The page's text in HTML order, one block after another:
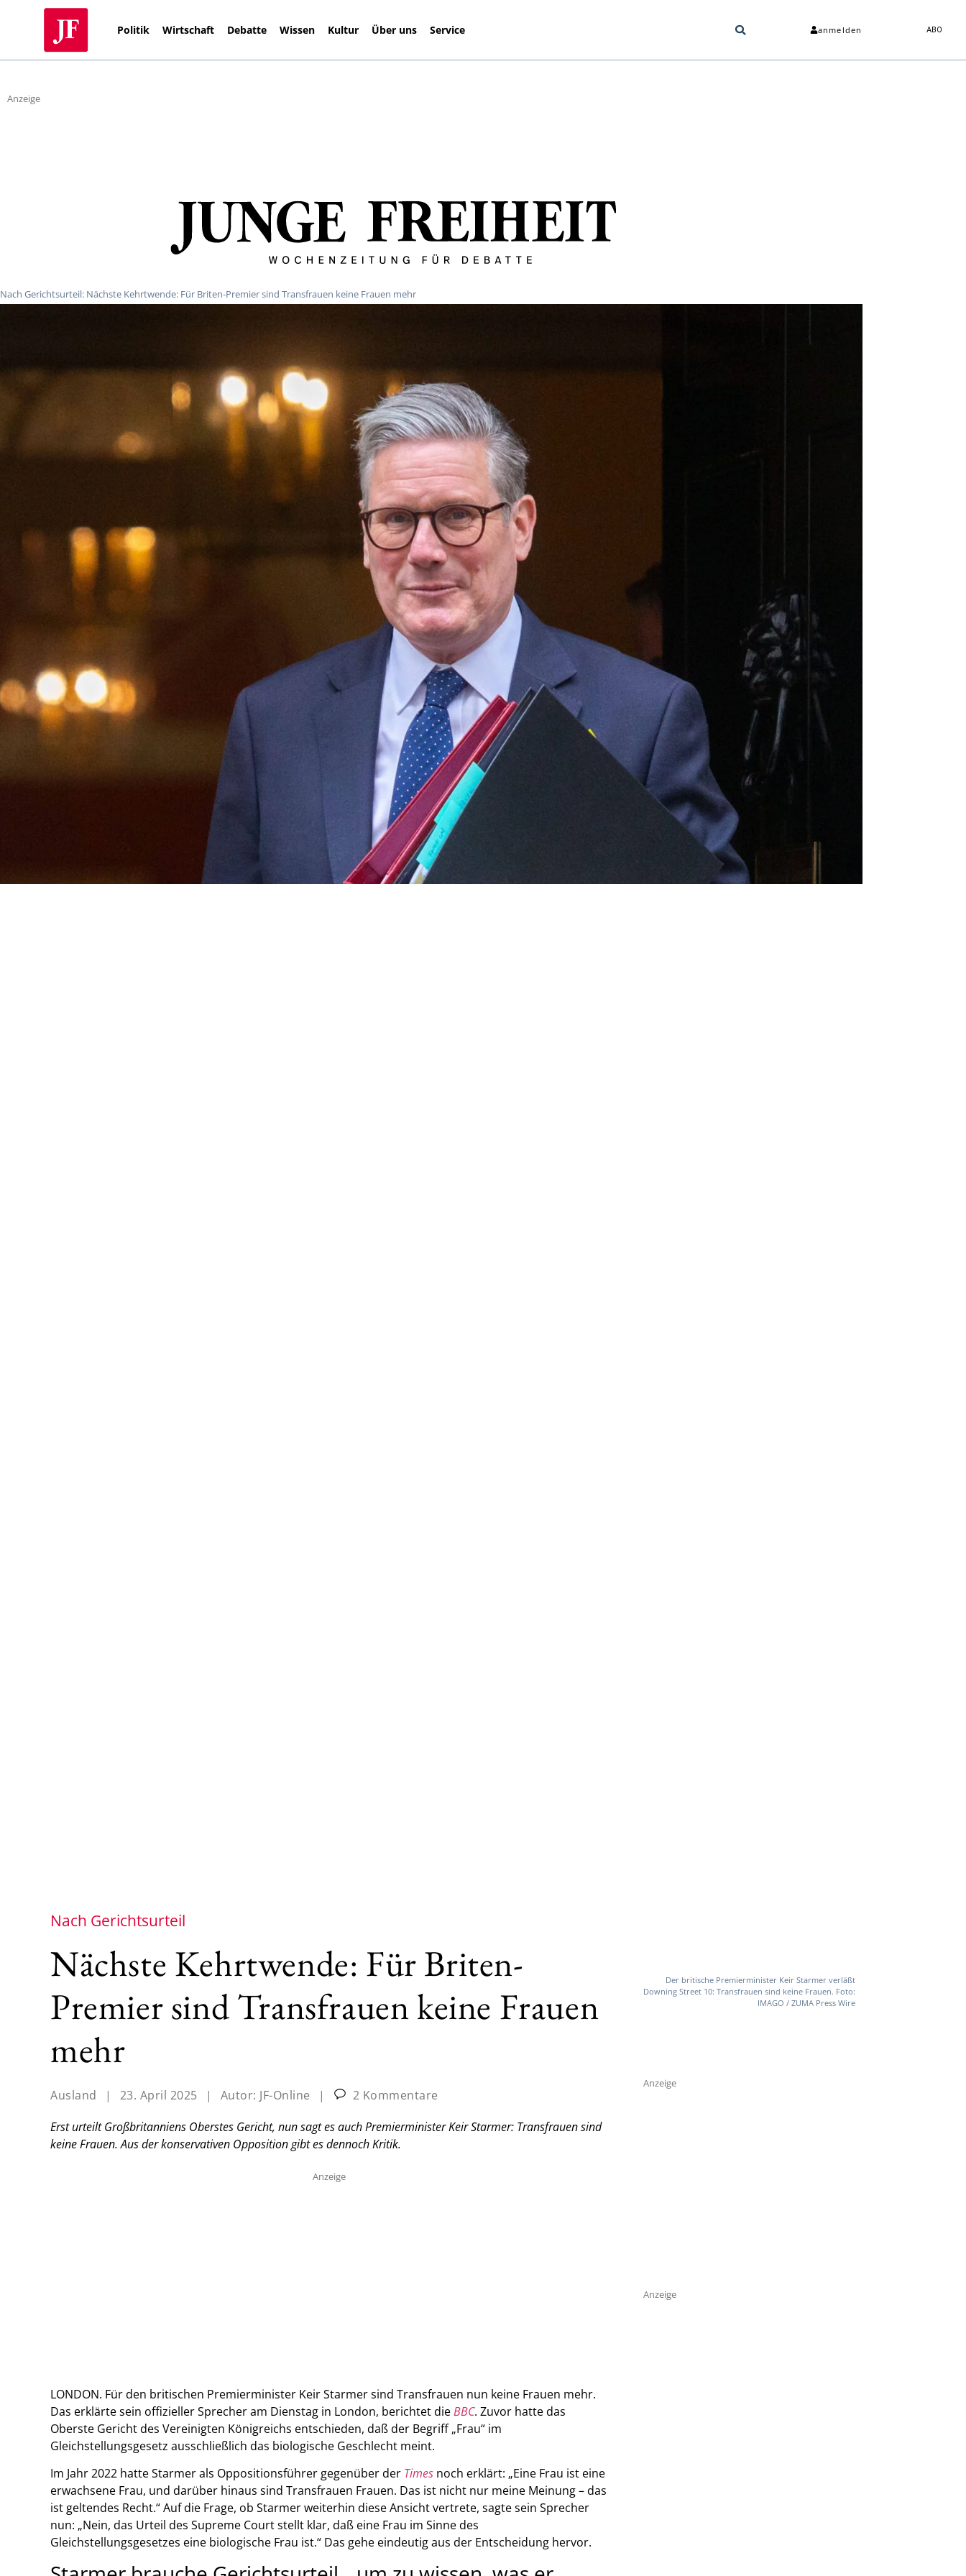
Politik Wirtschaft Debatte Wissen Kultur Über uns Service anmelden ABO
Anzeige
Nach Gerichtsurteil: Nächste Kehrtwende: Für Briten-Premier sind Transfrauen keine Frauen mehr
Nach Gerichtsurteil
Nächste Kehrtwende: Für Briten-
Premier sind Transfrauen keine Frauen
mehr
Ausland | 23. April 2025 | Autor: JF-Online |
2 Kommentare
Erst urteilt Großbritanniens Oberstes Gericht, nun sagt es auch Premierminister Keir Starmer: Transfrauen sind
keine Frauen. Aus der konservativen Opposition gibt es dennoch Kritik.
Anzeige
LONDON. Für den britischen Premierminister Keir Starmer sind Transfrauen nun keine Frauen mehr.
Das erklärte sein offizieller Sprecher am Dienstag in London, berichtet dieBBC. Zuvor hatte das
Oberste Gericht des Vereinigten Königreichs entschieden, daß der Begriff „Frau“ im
Gleichstellungsgesetz ausschließlich das biologische Geschlecht meint.
Im Jahr 2022 hatte Starmer als Oppositionsführer gegenüber der Times noch erklärt: „Eine Frau ist eine
erwachsene Frau, und darüber hinaus sind Transfrauen Frauen. Das ist nicht nur meine Meinung – das
ist geltendes Recht.“ Auf die Frage, ob Starmer weiterhin diese Ansicht vertrete, sagte sein Sprecher
nun: „Nein, das Urteil des Supreme Court stellt klar, daß eine Frau im Sinne des
Gleichstellungsgesetzes eine biologische Frau ist.“ Das gehe eindeutig aus der Entscheidung hervor.
Der britische Premierminister Keir Starmer verläßt
Downing Street 10: Transfrauen sind keine Frauen. Foto:
IMAGO / ZUMA Press Wire
Anzeige
Anzeige